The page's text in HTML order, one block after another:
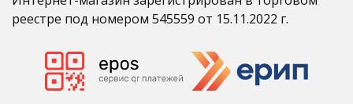
реестре под номером 545559 от 15.11.2022 г.